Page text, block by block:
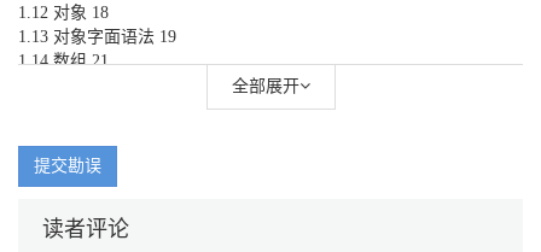
1.12 对象 18
1.13 对象字面语法 19
1.14 数组 21
1.17.1 对象解构详谈 26
练习题 27
全部展开
提交勘误
读者评论